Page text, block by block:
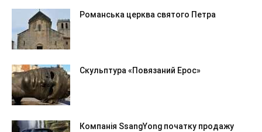
Романська церква святого Петра
Скульптура «Повязаний Ерос»
Компанія SsangYong початку продажу